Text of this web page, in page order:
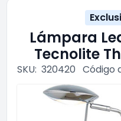
Lámpara
Tecnolite
SKU: 320420 Código